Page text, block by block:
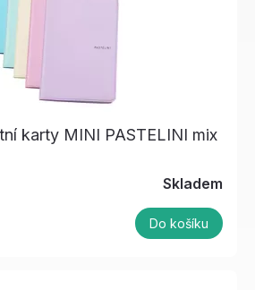
karty MINI PASTELINI mix
Skladem
Do košíku